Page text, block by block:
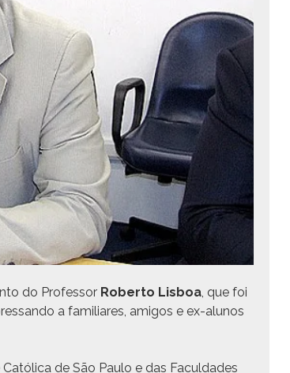
do Pro­fes­sor Rober­to Lis­boa , que foi
a famil­iares, ami­gos e ex-alunos
de São Paulo e das Fac­ul­dades